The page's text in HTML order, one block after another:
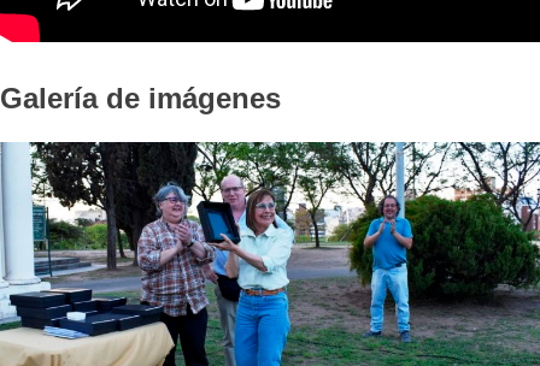
Galería de imágenes